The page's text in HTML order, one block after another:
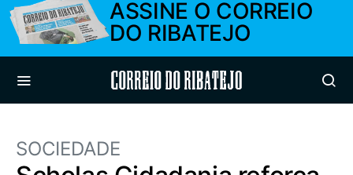
ASSINE O CORREIO
DO RIBATEJO
Correio do Ribatejo
SOCIEDADE